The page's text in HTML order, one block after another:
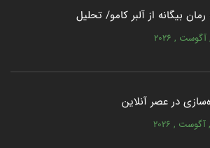
بیگانه از آلبر کامو/ تحلیل
در عصر آنلاین